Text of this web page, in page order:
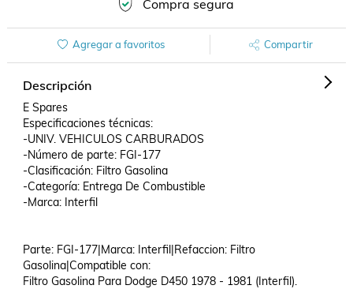
Compra segura
Agregar a favoritos Compartir
Descripción
E Spares
Especificaciones técnicas:
-UNIV. VEHICULOS CARBURADOS
-Número de parte: FGI-177
-Clasificación: Filtro Gasolina
-Categoría: Entrega De Combustible
-Marca: Interfil
Parte: FGI-177|Marca: Interfil|Refaccion: Filtro
Gasolina|Compatible con:
Filtro Gasolina Para Dodge D450 1978 - 1981 (Interfil).